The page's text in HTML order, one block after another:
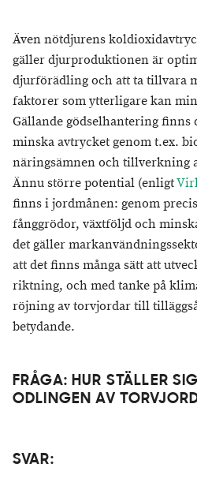
Även nötdjurens
gäller djurproduktionen är
djurförädling och att ta tillvara
faktorer som ytterligare kan
Gällande gödselhantering finns
minska avtrycket genom t.ex.
näringsämnen och tillverkning
Ännu större potential (enligt
finns i jordmånen: genom
fånggrödor, växtföljd och
det gäller
att det finns många sätt att
riktning, och med tanke på
röjning av torvjordar till
betydande.
​FRÅGA: HUR STÄLLER
ODLINGEN AV
SVAR: